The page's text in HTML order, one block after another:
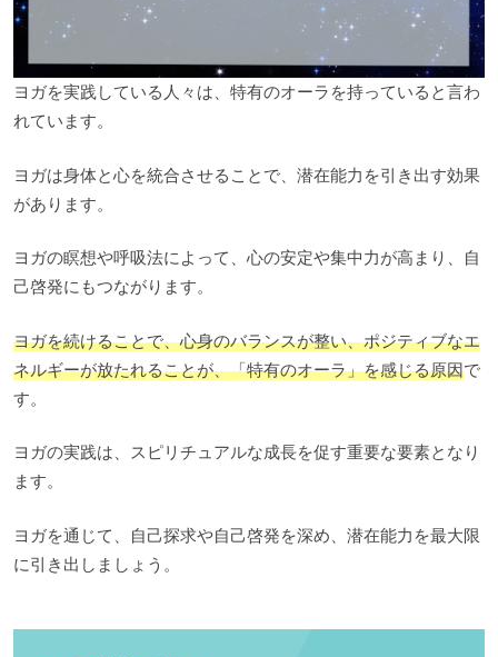
ヨガを実践している人々は、特有のオーラを持っていると言わ
れています。
ヨガは身体と心を統合させることで、潜在能力を引き出す効果
があります。
ヨガの瞑想や呼吸法によって、心の安定や集中力が高まり、自
己啓発にもつながります。
ヨガを続けることで、心身のバランスが整い、ポジティブなエ
ネルギーが放たれることが、「特有のオーラ」を感じる原因で
す。
ヨガの実践は、スピリチュアルな成長を促す重要な要素となり
ます。
ヨガを通じて、自己探求や自己啓発を深め、潜在能力を最大限
に引き出しましょう。